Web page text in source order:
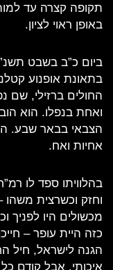
תקופה קצרה עד
באופן ראוי לציון.
בתאונת אופנוע
החולים ברזילי, שם
ואחת בנפלו. הוא
הצבאי בבאר שבע.
אחיות ואח.
בהלוויתו ספד לו
וחזק וכשרצית
מכשולים היו
כזה היית עופר –
הגנה לישראל, חיל
איכותי, אבל קודם